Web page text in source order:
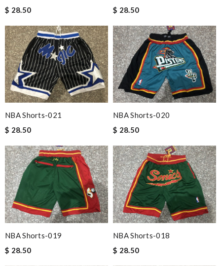
$ 28.50
$ 28.50
NBA Shorts-021
$ 28.50
NBA Shorts-020
$ 28.50
NBA Shorts-019
$ 28.50
NBA Shorts-018
$ 28.50